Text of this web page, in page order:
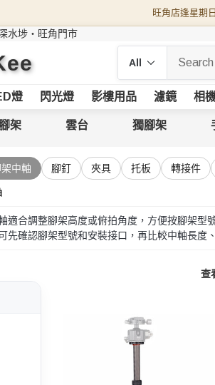
旺角店逢星期
水埗・旺角門市
燈 閃光燈 影樓用品 濾鏡 相
架 雲台 獨腳架
架中軸 腳釘 夾具 托板 轉接件
適合調整腳架高度或俯拍角度，方便按腳架型
先確認腳架型號和安裝接口，再比較中軸長度
查